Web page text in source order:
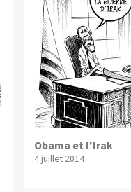
Obama et l'Irak
4 juillet 2014